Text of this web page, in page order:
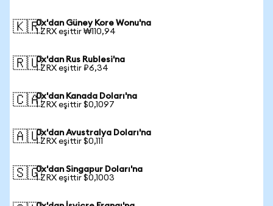
🇰🇷0x'dan Güney Kore Wonu'na
1 ZRX eşittir ₩110,94
🇷🇺0x'dan Rus Rublesi'na
1 ZRX eşittir ₽6,34
🇨🇦0x'dan Kanada Doları'na
1 ZRX eşittir $0,1097
🇦🇺0x'dan Avustralya Doları'na
1 ZRX eşittir $0,111
🇸🇬0x'dan Singapur Doları'na
1 ZRX eşittir $0,1003